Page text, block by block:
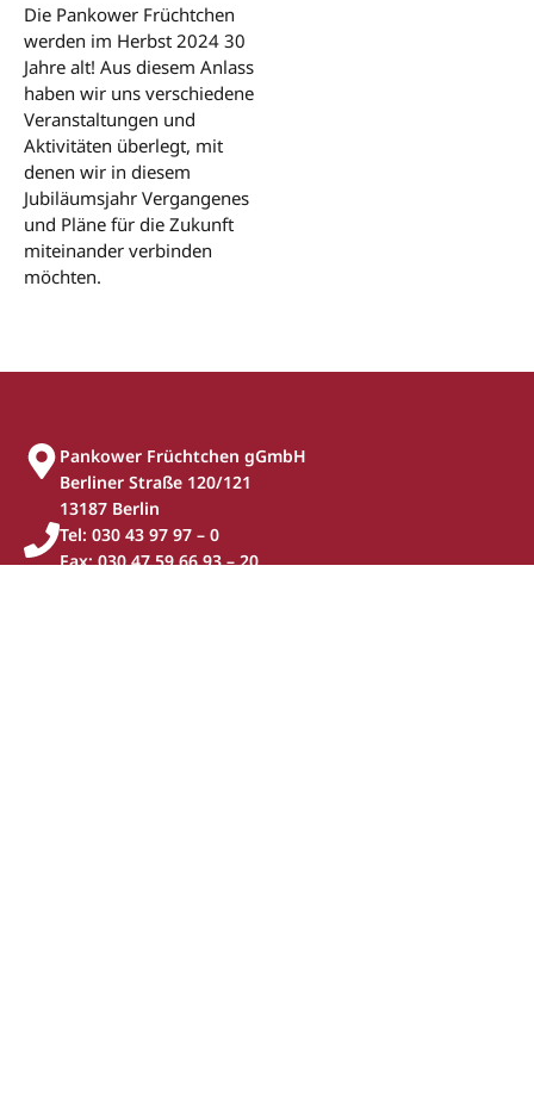
Die Pankower Früchtchen
werden im Herbst 2024 30
Jahre alt! Aus diesem Anlass
haben wir uns verschiedene
Veranstaltungen und
Aktivitäten überlegt, mit
denen wir in diesem
Jubiläumsjahr Vergangenes
und Pläne für die Zukunft
miteinander verbinden
möchten.
Pankower Früchtchen gGmbH
Berliner Straße 120/121
13187 Berlin
Tel: 030 43 97 97 – 0
Fax: 030 47 59 66 93 – 20